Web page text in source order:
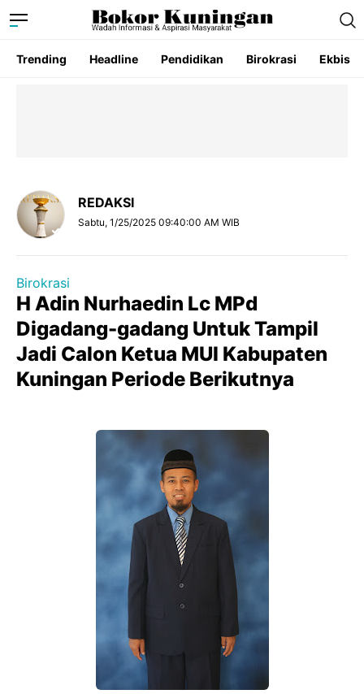
Trending Headline Pendidikan Birokrasi Ekbis
REDAKSI
Sabtu, 1/25/2025 09:40:00 AM WIB
Birokrasi
H Adin Nurhaedin Lc MPd
Digadang-gadang Untuk Tampil
Jadi Calon Ketua MUI Kabupaten
Kuningan Periode Berikutnya